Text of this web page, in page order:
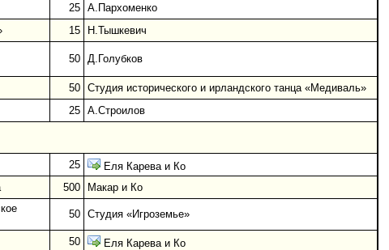
25 А.Пархоменко
15 Н.Тышкевич
50 Д.Голубков
50 Студия исторического и ирландского танца «Медиваль»
25 А.Строилов
25 Еля Карева и Ко
500 Макар и Ко
50 Студия «Игроземье»
50 Еля Карева и Ко